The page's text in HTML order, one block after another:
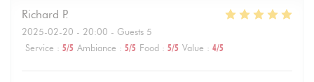
Richard P
2025-02-20 - 20:00 - Guests 5
Service : 5/5 Ambiance : 5/5 Food : 5/5 Value : 4/5